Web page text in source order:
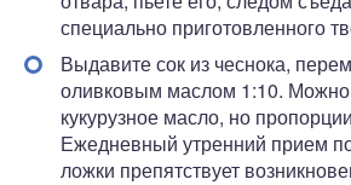
специально приготовленного
Выдавите сок из чеснока,
оливковым маслом 1:10. Можно
кукурузное масло, но
Ежедневный утренний прием
ложки препятствует